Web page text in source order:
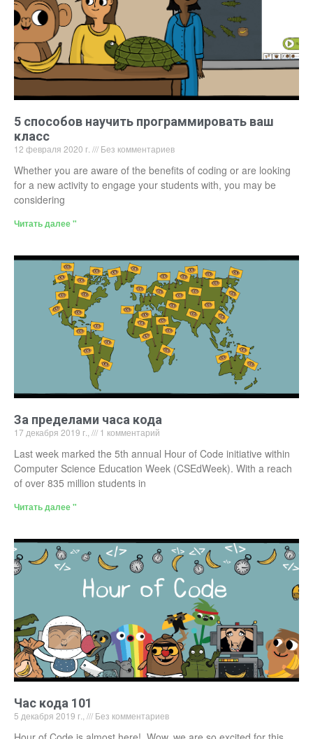
5 способов научить программировать ваш
класс
12 февраля 2020 г. Без комментариев
Whether you are aware of the benefits of coding or are looking
for a new activity to engage your students with, you may be
considering
Читать далее "
За пределами часа кода
17 декабря 2019 г., 1 комментарий
Last week marked the 5th annual Hour of Code initiative within
Computer Science Education Week (CSEdWeek). With a reach
of over 835 million students in
Читать далее "
Час кода 101
5 декабря 2019 г., Без комментариев